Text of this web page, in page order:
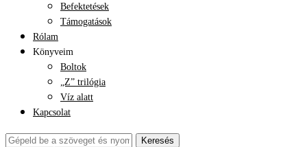
Befektetések
Támogatások
Rólam
Könyveim
Boltok
„Z” trilógia
Víz alatt
Kapcsolat
Keresés